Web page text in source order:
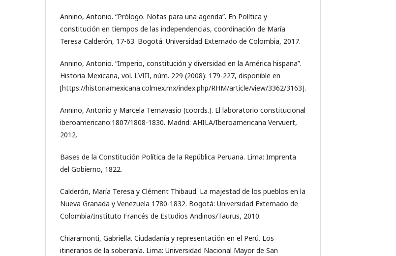
Annino, Antonio. “Prólogo. Notas para una agenda”. En Política y
constitución en tiempos de las independencias, coordinación de María
Teresa Calderón, 17-63. Bogotá: Universidad Externado de Colombia, 2017.
Annino, Antonio. “Imperio, constitución y diversidad en la América hispana”.
Historia Mexicana, vol. LVIII, núm. 229 (2008): 179-227, disponible en
[https://historiamexicana.colmex.mx/index.php/RHM/article/view/3362/3163].
Annino, Antonio y Marcela Ternavasio (coords.). El laboratorio constitucional
iberoamericano:1807/1808-1830. Madrid: AHILA/Iberoamericana Vervuert,
2012.
Bases de la Constitución Política de la República Peruana. Lima: Imprenta
del Gobierno, 1822.
Calderón, María Teresa y Clément Thibaud. La majestad de los pueblos en la
Nueva Granada y Venezuela 1780-1832. Bogotá: Universidad Externado de
Colombia/Instituto Francés de Estudios Andinos/Taurus, 2010.
Chiaramonti, Gabriella. Ciudadanía y representación en el Perú. Los
itinerarios de la soberanía. Lima: Universidad Nacional Mayor de San